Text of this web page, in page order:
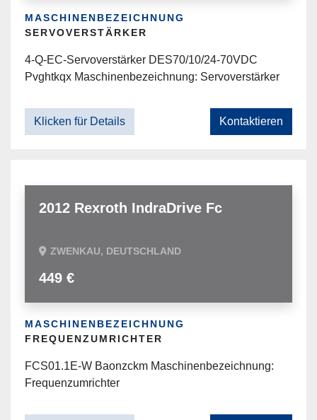
MASCHINENBEZEICHNUNG
SERVOVERSTÄRKER
4-Q-EC-Servoverstärker DES70/10/24-70VDC
Pvghtkqx Maschinenbezeichnung: Servoverstärker
Klicken für Details Kontaktieren
2012 Rexroth IndraDrive Fc
ZWENKAU, DEUTSCHLAND
449 €
MASCHINENBEZEICHNUNG
FREQUENZUMRICHTER
FCS01.1E-W Baonzckm Maschinenbezeichnung:
Frequenzumrichter